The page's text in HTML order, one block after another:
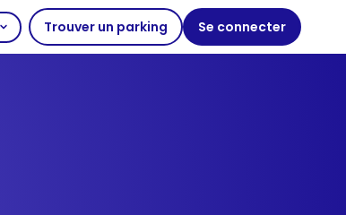
Trouver un parking Se connecter